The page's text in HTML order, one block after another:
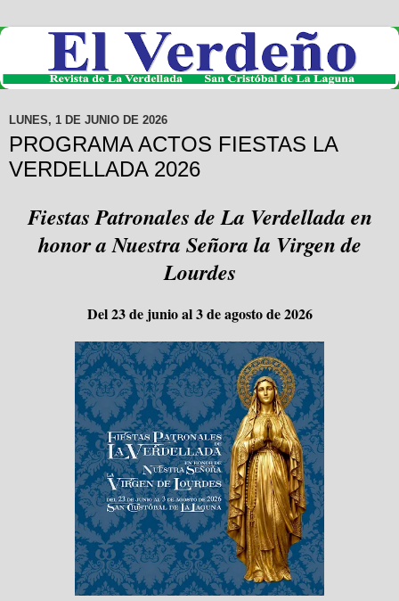
LUNES, 1 DE JUNIO DE 2026
PROGRAMA ACTOS FIESTAS LA
VERDELLADA 2026
Fiestas Patronales de La Verdellada en
honor a Nuestra Señora la Virgen de
Lourdes
Del 23 de junio al 3 de agosto de 2026